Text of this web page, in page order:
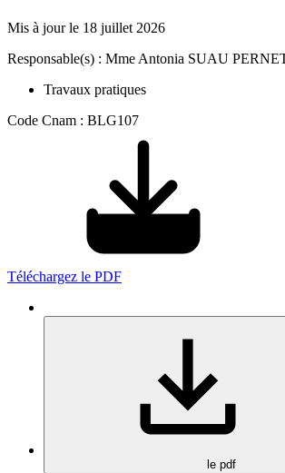
Mis à jour le 18 juillet 2026
Responsable(s) : Mme Antonia SUAU
Travaux pratiques
Code Cnam : BLG107
Téléchargez le PDF
le pdf